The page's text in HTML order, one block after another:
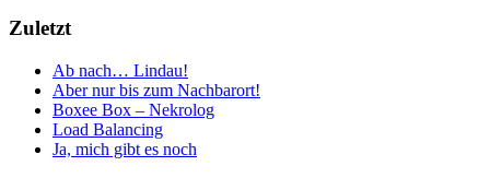
Zuletzt
Ab nach… Lindau!
Aber nur bis zum Nachbarort!
Boxee Box – Nekrolog
Load Balancing
Ja, mich gibt es noch